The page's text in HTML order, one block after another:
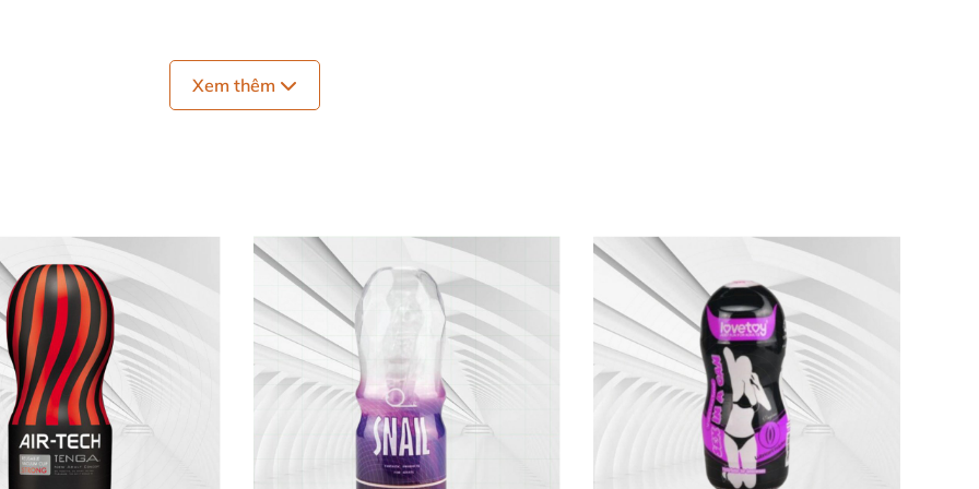
thủ dâm lỗ hậu môn Lovetoy Anus AD43A
Anus AD43Alàđược làm từ silicon + TPE cao cấp đạt chuẩn y tế đảm bảo an toàn đốivới sức khỏe
mềm mại ở bên trong tạo ma xát mạnh mẽ hơn lên dương vật khi thụt ra vào.
ôm khít sát vào cậu nhỏ . Cảm giác như đang ở bên trong bờ mông to tròn , căng mọng
Xem thêm